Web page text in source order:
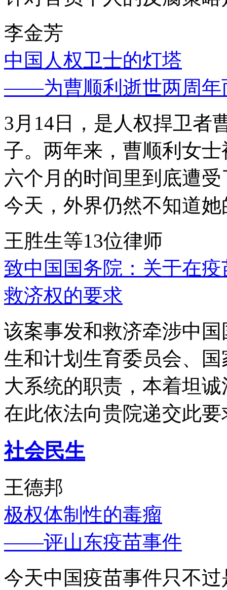
李金芳
中国人权卫士的灯塔
——为曹顺利逝世两周年
3月14日，是人权捍卫者
子。两年来，曹顺利女
六个月的时间里到底遭
今天，外界仍然不知道
王胜生等13位律师
致中国国务院：关于在
救济权的要求
该案事发和救济牵涉中
生和计划生育委员会、
大系统的职责，本着坦
在此依法向贵院递交此要
社会民生
王德邦
极权体制性的毒瘤
——评山东疫苗事件
今天中国疫苗事件只不